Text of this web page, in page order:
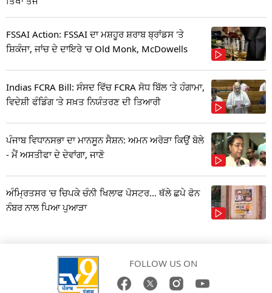
FSSAI Action: FSSAI ਦਾ ਮਸ਼ਹੂਰ ਸ਼ਰਾਬ ਬ੍ਰਾਂਡਸ 'ਤੇ
ਸ਼ਿਕੰਜਾ, ਜਾਂਚ ਦੇ ਦਾਇਰੇ 'ਚ Old Monk, McDowells
Indias FCRA Bill: ਸੰਸਦ ਵਿੱਚ FCRA ਸੋਧ ਬਿੱਲ 'ਤੇ ਹੰਗਾਮਾ,
ਵਿਦੇਸ਼ੀ ਫੰਡਿੰਗ 'ਤੇ ਸਖ਼ਤ ਨਿਯੰਤਰਣ ਦੀ ਤਿਆਰੀ
ਪੰਜਾਬ ਵਿਧਾਨਸਭਾ ਦਾ ਮਾਨਸੂਨ ਸੈਸ਼ਨ: ਅਮਨ ਅਰੋੜਾ ਕਿਉਂ ਬੋਲੇ
- ਮੈਂ ਅਸਤੀਫਾ ਦੇ ਦੇਵਾਂਗਾ, ਜਾਣੋ
ਅੰਮ੍ਰਿਤਸਰ 'ਚ ਚਿਪਕੇ ਚੰਨੀ ਖਿਲਾਫ ਪੋਸਟਰ... ਥੱਲੇ ਛਪੇ ਫੋਨ
ਨੰਬਰ ਨਾਲ ਪਿਆ ਪੁਆੜਾ
FOLLOW US ON